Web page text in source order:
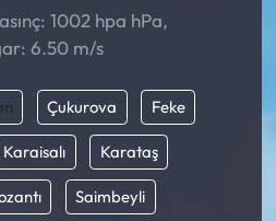
1002 hpa hPa,
6.50 m/s
Çukurova Feke
Karaisalı Karataş
Saimbeyli